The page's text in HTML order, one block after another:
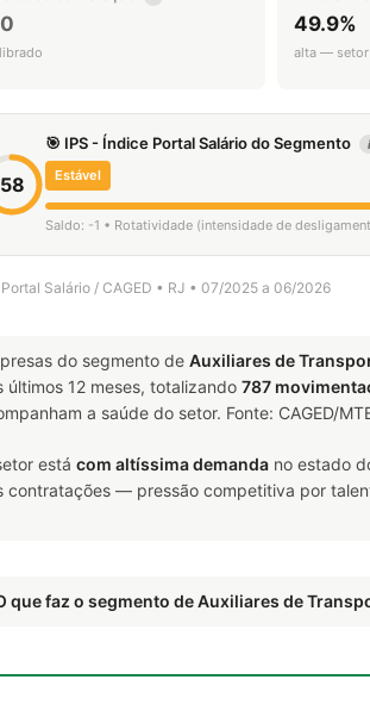
49.9%
alta — setor
58
🎯 IPS - Índice Portal Salário do Segmento i
Estável
Saldo: -1 • Rotatividade (intensidade de
Salário / CAGED • RJ • 07/2025 a 06/2026
do segmento de Auxiliares de
últimos 12 meses, totalizando 787
a saúde do setor. Fonte: CAGED/
está com altíssima demanda no estado
contratações — pressão competitiva por
que faz o segmento de Auxiliares de